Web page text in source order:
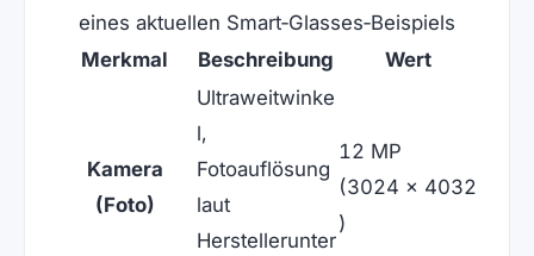
eines aktuellen Smart‑Glasses‑Beispiels
Merkmal
Beschreibung Wert
Kamera
(Foto)
Ultraweitwinke
l,
Fotoauflösung
laut
Herstellerunter
12 MP
(3024 × 4032
)